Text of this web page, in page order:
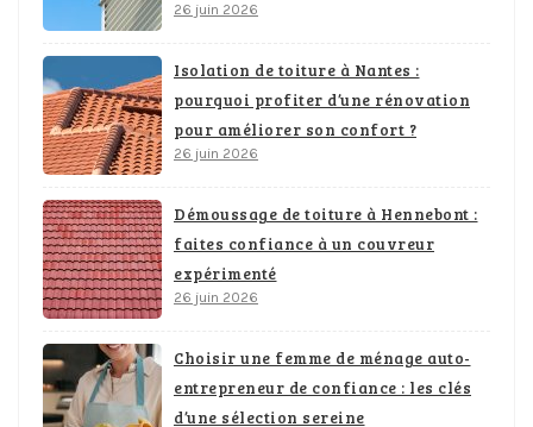
26 juin 2026
Isolation de toiture à Nantes :
pourquoi profiter d’une rénovation
pour améliorer son confort ?
26 juin 2026
Démoussage de toiture à Hennebont :
faites confiance à un couvreur
expérimenté
26 juin 2026
Choisir une femme de ménage auto-
entrepreneur de confiance : les clés
d’une sélection sereine